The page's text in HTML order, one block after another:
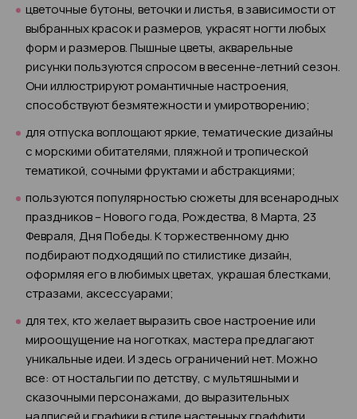
цветочные бутоны, веточки и листья, в зависимости от
выбранных красок и размеров, украсят ногти любых
форм и размеров. Пышные цветы, акварельные
рисунки пользуются спросом в весенне-летний сезон.
Они иллюстрируют романтичные настроения,
способствуют безмятежности и умиротворению;
для отпуска воплощают яркие, тематические дизайны
с морскими обитателями, пляжной и тропической
тематикой, сочными фруктами и абстракциями;
пользуются популярностью сюжеты для всенародных
праздников – Нового года, Рождества, 8 Марта, 23
Февраля, Дня Победы. К торжественному дню
подбирают подходящий по стилистике дизайн,
оформляя его в любимых цветах, украшая блестками,
стразами, аксессуарами;
для тех, кто желает выразить свое настроение или
мироощущение на ноготках, мастера предлагают
уникальные идеи. И здесь ограничений нет. Можно
все: от ностальгии по детству, с мультяшными и
сказочными персонажами, до выразительных